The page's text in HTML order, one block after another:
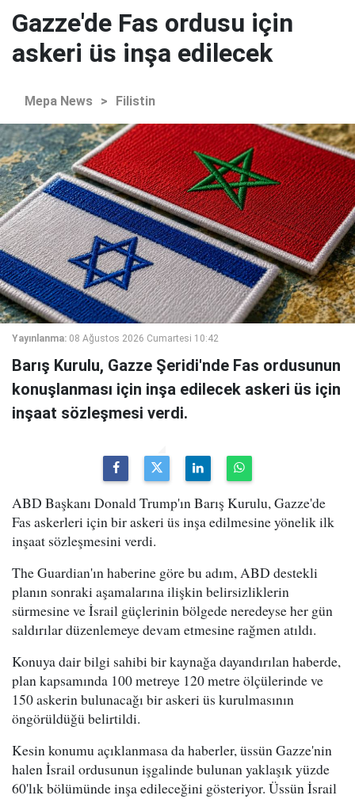
Gazze'de Fas ordusu için
askeri üs inşa edilecek
Mepa News > Filistin
Yayınlanma: 08 Ağustos 2026 Cumartesi 10:42
Barış Kurulu, Gazze Şeridi'nde Fas ordusunun
konuşlanması için inşa edilecek askeri üs için
inşaat sözleşmesi verdi.
ABD Başkanı Donald Trump'ın Barış Kurulu, Gazze'de
Fas askerleri için bir askeri üs inşa edilmesine yönelik ilk
inşaat sözleşmesini verdi.
The Guardian'ın haberine göre bu adım, ABD destekli
planın sonraki aşamalarına ilişkin belirsizliklerin
sürmesine ve İsrail güçlerinin bölgede neredeyse her gün
saldırılar düzenlemeye devam etmesine rağmen atıldı.
Konuya dair bilgi sahibi bir kaynağa dayandırılan haberde,
plan kapsamında 100 metreye 120 metre ölçülerinde ve
150 askerin bulunacağı bir askeri üs kurulmasının
öngörüldüğü belirtildi.
Kesin konumu açıklanmasa da haberler, üssün Gazze'nin
halen İsrail ordusunun işgalinde bulunan yaklaşık yüzde
60'lık bölümünde inşa edileceğini gösteriyor. Üssün İsrail